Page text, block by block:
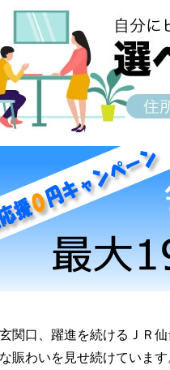
関口、躍進を続けるＪＲ
賑わいを見せ続けています